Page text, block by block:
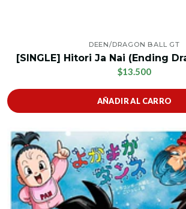
DEEN/DRAGON BALL GT
[SINGLE] Hitori Ja Nai (Ending
$13.500
AÑADIR AL CARRO